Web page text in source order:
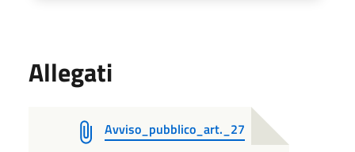
Allegati
Avviso_pubblico_art._27